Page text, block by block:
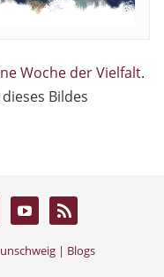
Woche der Vielfalt.
Bildes
| Blogs